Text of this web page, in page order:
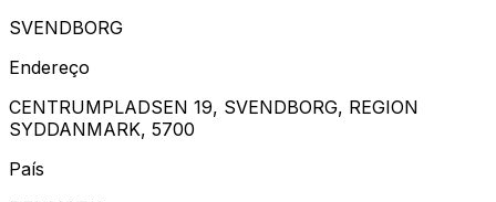
SVENDBORG
Endereço
CENTRUMPLADSEN 19, SVENDBORG, REGION
SYDDANMARK, 5700
País